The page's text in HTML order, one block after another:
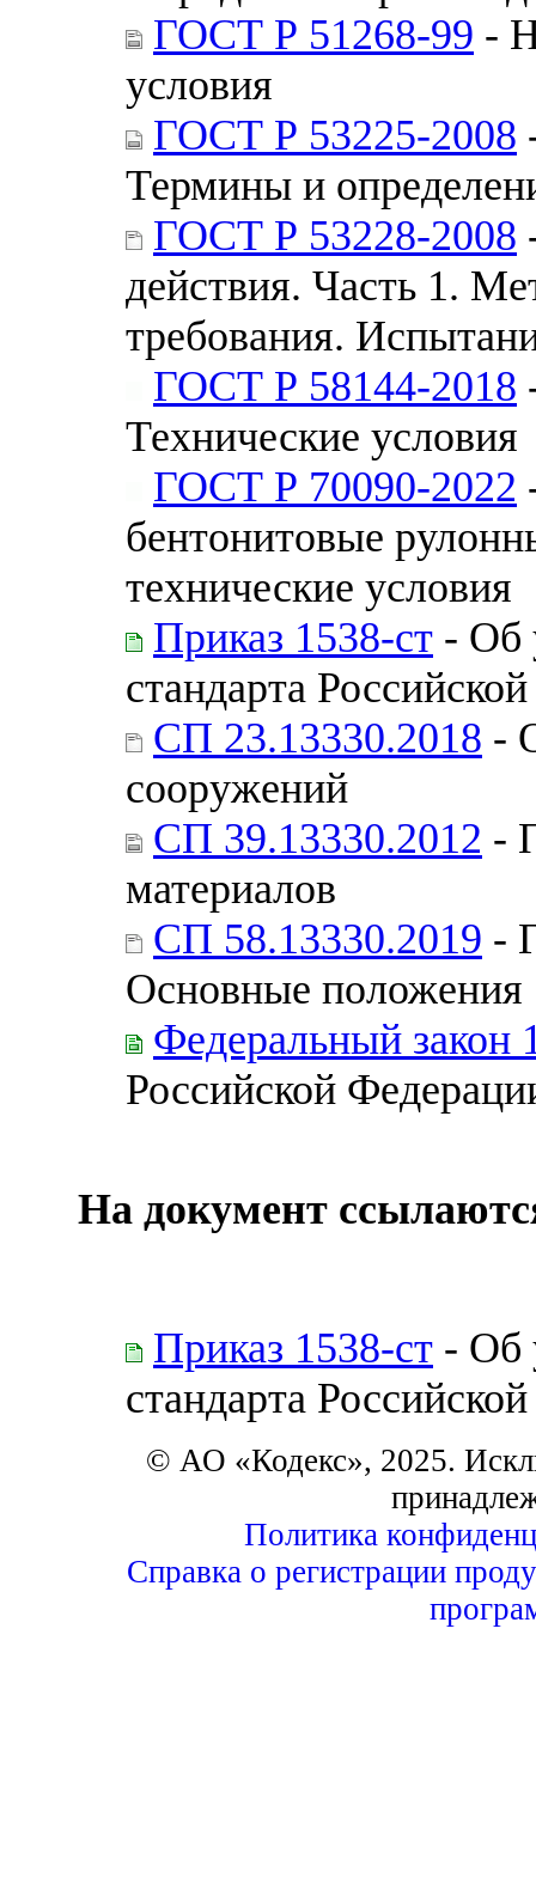
ГОСТ Р 51268-99 -
условия
ГОСТ Р 53225-2008
Термины и
ГОСТ Р 53228-2008
действия. Часть 1.
требования.
ГОСТ Р 58144-2018
Технические условия
ГОСТ Р 70090-2022
бентонитовые
технические условия
Приказ 1538-ст - Об
стандарта
СП 23.13330.2018 -
сооружений
СП 39.13330.2012 -
материалов
СП 58.13330.2019 -
Основные положения
Федеральный закон
Российской
На документ
Приказ 1538-ст - Об
стандарта
© АО «Кодекс», 2025.
Политика
Справка о регистрации